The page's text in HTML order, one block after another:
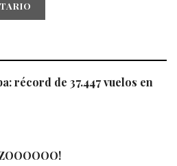
récord de 37.447 vuelos en